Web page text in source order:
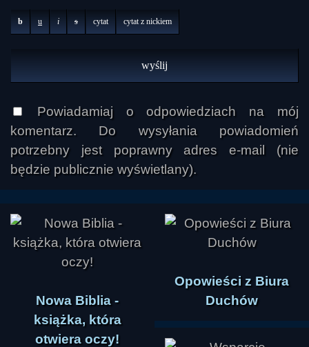
b u i s cytat cytat z nickiem
Powiadamiaj o odpowiedziach na mój
komentarz. Do wysyłania powiadomień
potrzebny jest poprawny adres e-mail (nie
będzie publicznie wyświetlany).
Nowa Biblia -
książka, która
otwiera oczy!
Opowieści z Biura
Duchów